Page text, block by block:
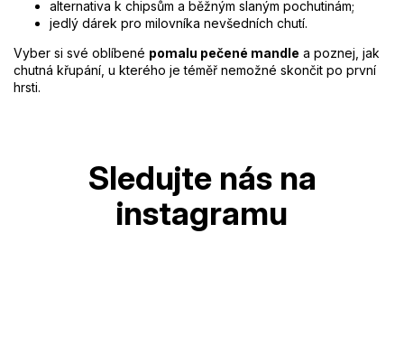
alternativa k chipsům a běžným slaným pochutinám;
jedlý dárek pro milovníka nevšedních chutí.
Vyber si své oblíbené pomalu pečené mandle a poznej, jak
chutná křupání, u kterého je téměř nemožné skončit po první
hrsti.